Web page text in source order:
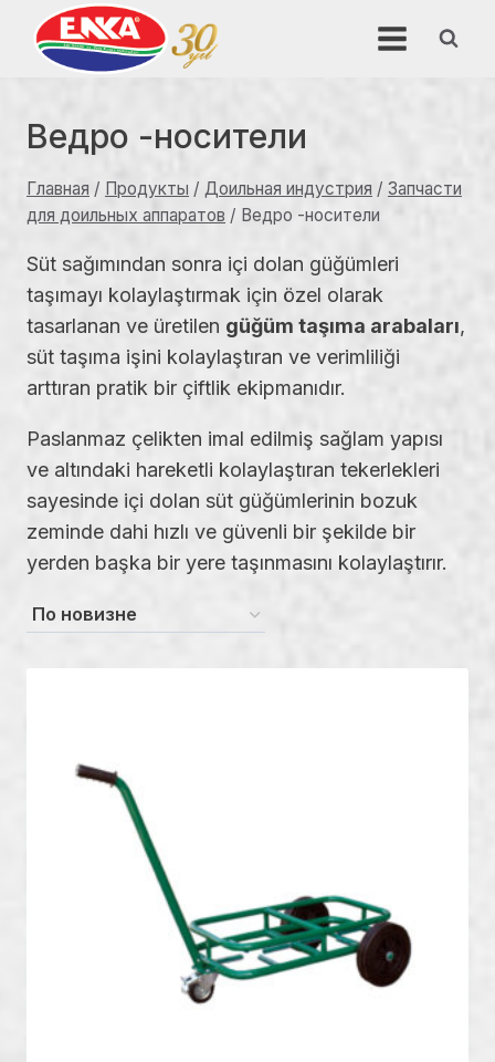
Перейти
содержимому
Ведро -носители
Главная / Продукты / Доильная индустрия / Запчасти
для доильных аппаратов / Ведро -носители
Süt sağımından sonra içi dolan güğümleri
taşımayı kolaylaştırmak için özel olarak
tasarlanan ve üretilen güğüm taşıma arabaları,
süt taşıma işini kolaylaştıran ve verimliliği
arttıran pratik bir çiftlik ekipmanıdır.
Paslanmaz çelikten imal edilmiş sağlam yapısı
ve altındaki hareketli kolaylaştıran tekerlekleri
sayesinde içi dolan süt güğümlerinin bozuk
zeminde dahi hızlı ve güvenli bir şekilde bir
yerden başka bir yere taşınmasını kolaylaştırır.